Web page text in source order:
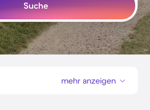
Suche
mehr anzeigen